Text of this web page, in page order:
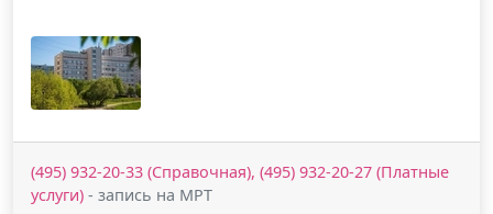
(495) 932-20-33 (Справочная), (495) 932-20-27 (Платные
услуги) - запись на МРТ